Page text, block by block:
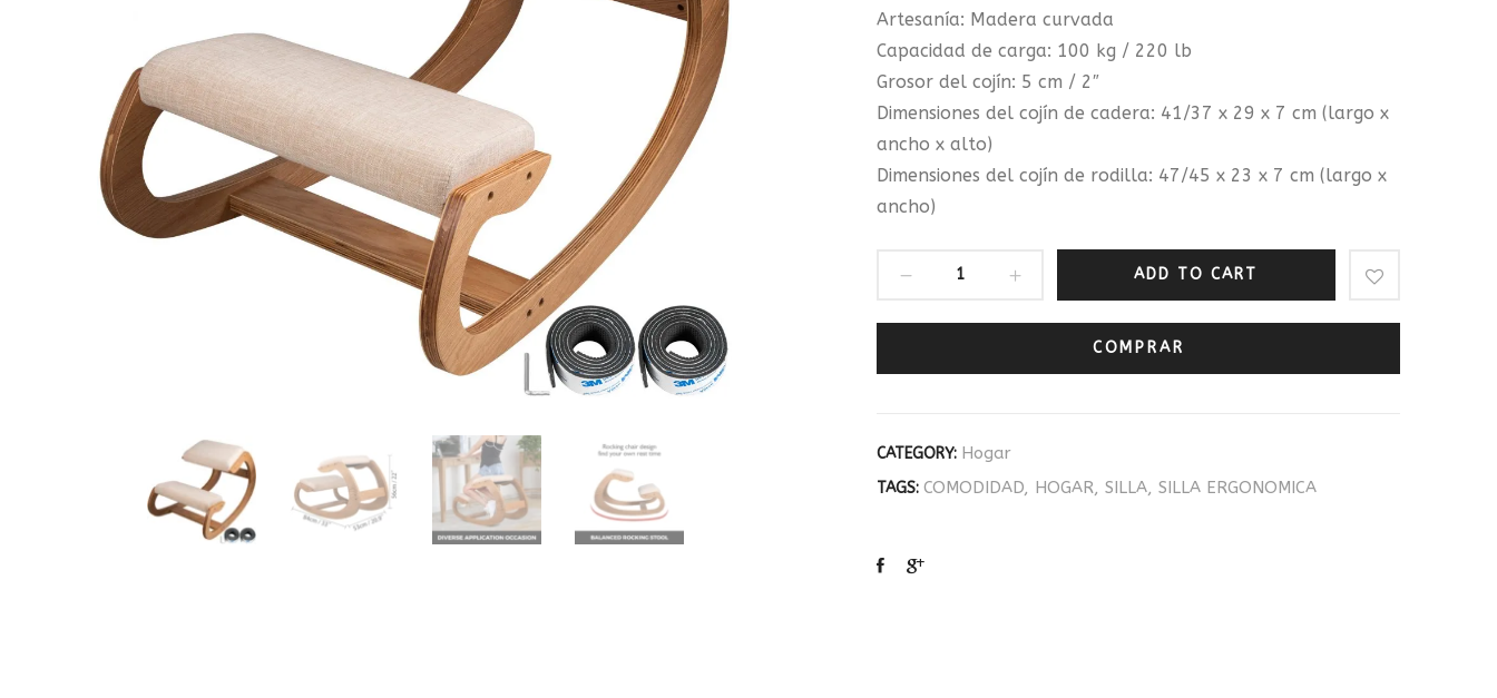
Artesanía: Madera curvada
Capacidad de carga: 100 kg / 220 lb
Grosor del cojín: 5 cm / 2″
Dimensiones del cojín de cadera: 41/37 x 29 x 7 cm (largo x
ancho x alto)
Dimensiones del cojín de rodilla: 47/45 x 23 x 7 cm (largo x
ancho)
ADD TO CART
COMPRAR
CATEGORY: Hogar
TAGS: COMODIDAD, HOGAR, SILLA, SILLA ERGONOMICA